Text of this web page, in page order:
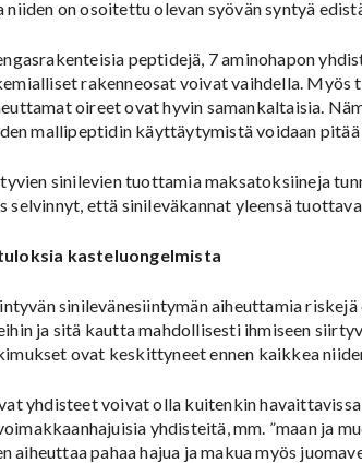
niiden on osoitettu olevan syövän syntyä
peptidejä, 7 aminohapon
rakenneosat voivat vaihdella. Myös
oireet ovat hyvin samankaltaisia.
mallipeptidin käyttäytymistä voidaan pitää
sinilevien tuottamia maksatoksiineja
selvinnyt, että sinileväkannat yleensä
kasteluongelmista
sinilevänesiintymän aiheuttamia
ja sitä kautta mahdollisesti ihmiseen
ovat keskittyneet ennen kaikkea
yhdisteet voivat olla kuitenkin
yhdisteitä, mm. ”maan ja
aiheuttaa pahaa hajua ja makua myös